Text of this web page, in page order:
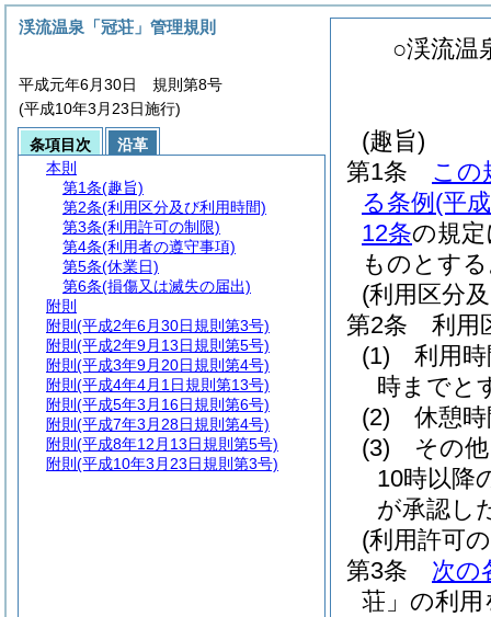
○渓流温
(趣旨)
第1条
この
る条例 (平
12条の規
ものとす
(利用区分
第2条
利用
(1)
利用
時までと
(2)
休憩
(3)
その
10時以降
が承認し
(利用許可
第3条
次の
荘」の利
渓流温泉「冠荘」管理規則
平成元年6月30日 規則第8号
(平成10年3月23日施行)
条項目次
沿革
本則
第1条(趣旨)
第2条(利用区分及び利用時間)
第3条(利用許可の制限)
第4条(利用者の遵守事項)
第5条(休業日)
第6条(損傷又は滅失の届出)
附則
附則 (平成2年6月30日規則第3号)
附則 (平成2年9月13日規則第5号)
附則 (平成3年9月20日規則第4号)
附則 (平成4年4月1日規則第13号)
附則 (平成5年3月16日規則第6号)
附則 (平成7年3月28日規則第4号)
附則 (平成8年12月13日規則第5号)
附則 (平成10年3月23日規則第3号)